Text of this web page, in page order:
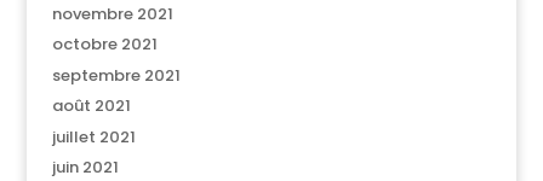
novembre 2021
octobre 2021
septembre 2021
août 2021
juillet 2021
juin 2021